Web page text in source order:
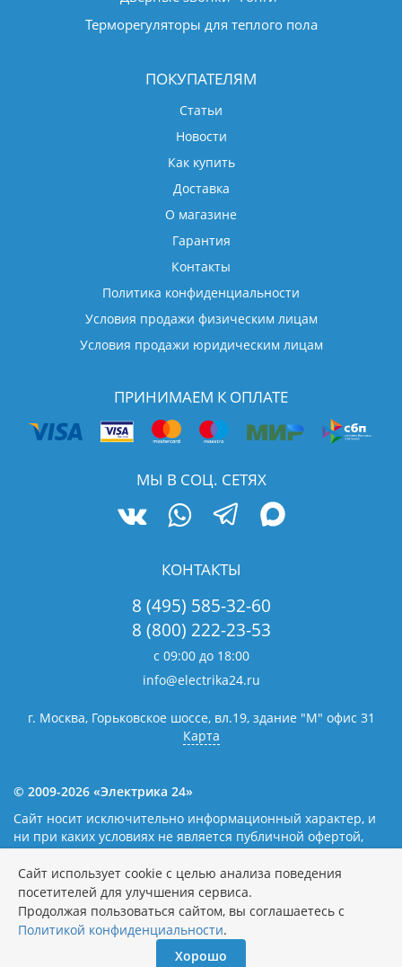
Терморегуляторы для теплого пола
ПОКУПАТЕЛЯМ
Статьи
Новости
Как купить
Доставка
О магазине
Гарантия
Контакты
Политика конфиденциальности
Условия продажи физическим лицам
Условия продажи юридическим лицам
ПРИНИМАЕМ К ОПЛАТЕ
МЫ В СОЦ. СЕТЯХ
КОНТАКТЫ
8 (495) 585-32-60
8 (800) 222-23-53
с 09:00 до 18:00
info@electrika24.ru
г. Москва, Горьковское шоссе, вл.19, здание "М" офис 31
Карта
© 2009-2026 «Электрика 24»
Сайт носит исключительно информационный характер, и
ни при каких условиях не является публичной офертой,
определяемой положениями статьи 437(2) Гражданского
кодекса Российской Федерации. Наличие и цены уточняйте
у наших операторов.Политика обработки персональных
данных
Сайт использует cookie с целью анализа поведения
посетителей для улучшения сервиса.
Продолжая пользоваться сайтом, вы соглашаетесь с
Политикой конфиденциальности.
Хорошо